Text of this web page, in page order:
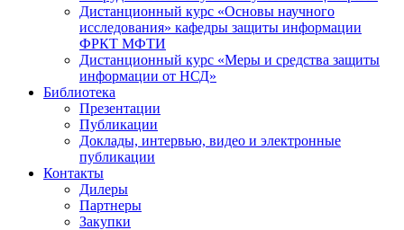
Дистанционный курс «Основы научного
исследования» кафедры защиты информации
ФРКТ МФТИ
Дистанционный курс «Меры и средства защиты
информации от НСД»
Библиотека
Презентации
Публикации
Доклады, интервью, видео и электронные
публикации
Контакты
Дилеры
Партнеры
Закупки